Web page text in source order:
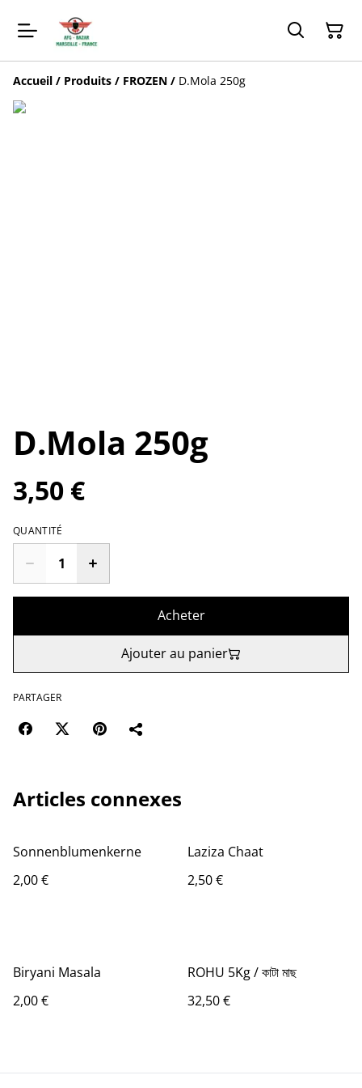
Accueil / Produits / FROZEN / D.Mola 250g
D.Mola 250g
3,50 €
QUANTITÉ
Acheter
Ajouter au panier
PARTAGER
Articles connexes
Sonnenblumenkerne
2,00 €
Laziza Chaat
2,50 €
Biryani Masala
2,00 €
ROHU 5Kg / কাটা মাছ
32,50 €